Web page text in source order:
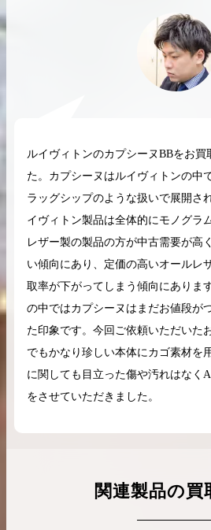
バーキン相場解説
コラムをさらにみる
ルイヴィトンのカプシーヌBBをお買
た。カプシーヌはルイヴィトンの中
ラッグシップのような扱いで展開さ
イヴィトン製品は全体的にモノグラ
レザー製の製品の方が中古需要が高
い傾向にあり、定価の高いオールレ
取率が下がってしまう傾向にありま
の中ではカプシーヌはまだお値段が
た印象です。今回ご依頼いただいた
でもかなり珍しい本体にカゴ素材を
に関しても目立った傷や汚れはなく
をさせていただきました。
関連製品の買